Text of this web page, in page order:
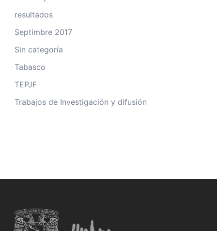
resultados
Septimbre 2017
Sin categoría
Tabasco
TEPJF
Trabajos de Investigación y difusión